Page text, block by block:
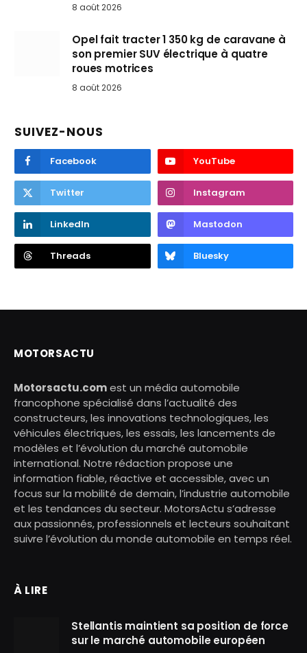
8 août 2026
Opel fait tracter 1 350 kg de caravane à
son premier SUV électrique à quatre
roues motrices
8 août 2026
SUIVEZ-NOUS
Facebook YouTube
Twitter Instagram
LinkedIn Mastodon
Threads Bluesky
MOTORSACTU
Motorsactu.comest un média automobile
francophone spécialisé dans l’actualité des
constructeurs, les innovations technologiques, les
véhicules électriques, les essais, les lancements de
modèles et l’évolution du marché automobile
international. Notre rédaction propose une
information fiable, réactive et accessible, avec un
focus sur la mobilité de demain, l’industrie automobile
et les tendances du secteur. MotorsActu s’adresse
aux passionnés, professionnels et lecteurs souhaitant
suivre l’évolution du monde automobile en temps réel.
À LIRE
Stellantis maintient sa position de force
sur le marché automobile européen